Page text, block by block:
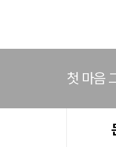
첫 마음